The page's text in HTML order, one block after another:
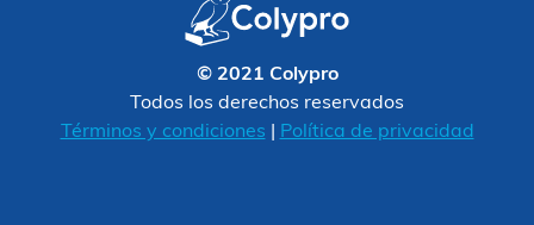
© 2021 Colypro
Todos los derechos reservados
Términos y condiciones
Política de privacidad